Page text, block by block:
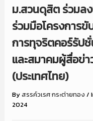
ม.สวนดุสิต ร่วมล
ร่วมมือโครงการ
การทุจริตคอร์รัป
และสมาคมผู้สื่อข่
(ประเทศไทย)
Byสรรค์วเรศ กระต่ายทอง /
2024